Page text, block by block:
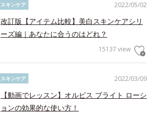
2022/05/02
スキンケア
改訂版【アイテム比較】美白スキンケアシリ
ーズ編｜あなたに合うのはどれ？
15137 view
2022/03/09
スキンケア
【動画でレッスン】オルビス ブライト ローシ
ョンの効果的な使い方！